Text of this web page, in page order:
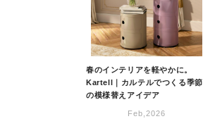
春のインテリアを軽やかに。
Kartell｜カルテルでつくる季節
の模様替えアイデア
Feb,2026